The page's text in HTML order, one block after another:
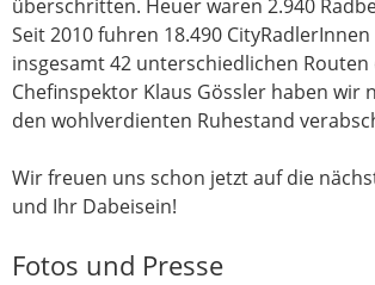
überschritten. Heuer waren 2.940
Seit 2010 fuhren 18.490 CityRadlerInnen
insgesamt 42 unterschiedlichen
Chefinspektor Klaus Gössler haben wir
den wohlverdienten Ruhestand
Wir freuen uns schon jetzt auf die
und Ihr Dabeisein!
Fotos und Presse